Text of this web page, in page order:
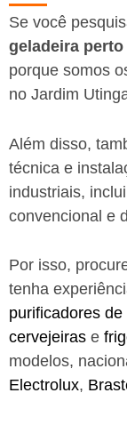
Se você
geladeira perto
porque somos
no Jardim
Além disso,
técnica e
industriais,
convencional e
Por isso,
tenha
purificadores de
cervejeiras e
modelos,
Electrolux,